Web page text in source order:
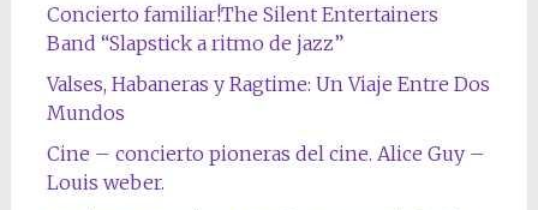
Concierto familiar!The Silent Entertainers
Band “Slapstick a ritmo de jazz”
Valses, Habaneras y Ragtime: Un Viaje Entre Dos
Mundos
Cine – concierto pioneras del cine. Alice Guy –
Louis weber.